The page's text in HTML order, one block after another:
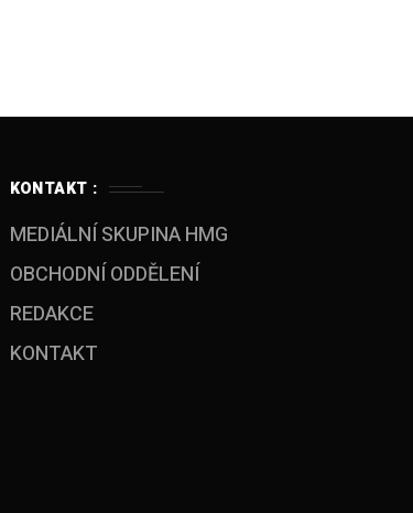
KONTAKT :
MEDIÁLNÍ SKUPINA HMG
OBCHODNÍ ODDĚLENÍ
REDAKCE
KONTAKT